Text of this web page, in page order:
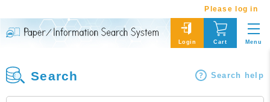
Please log in
Login Cart Menu
Search Search help